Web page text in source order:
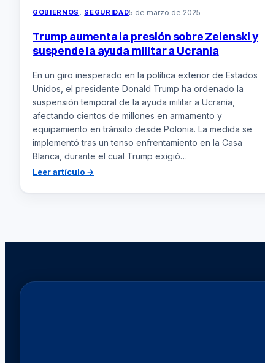
GOBIERNOS , SEGURIDAD5 de marzo de 2025
Trump aumenta la presión sobre Zelenski y
suspende la ayuda militar a Ucrania
En un giro inesperado en la política exterior de Estados
Unidos, el presidente Donald Trump ha ordenado la
suspensión temporal de la ayuda militar a Ucrania,
afectando cientos de millones en armamento y
equipamiento en tránsito desde Polonia. La medida se
implementó tras un tenso enfrentamiento en la Casa
Blanca, durante el cual Trump exigió…
Leer artículo →
aumenta
Zelenski
la